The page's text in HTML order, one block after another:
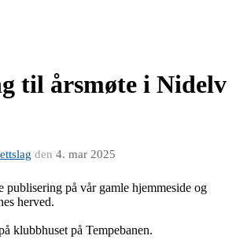
til årsmøte i Nidelv
den 4. mar 2025
publisering på vår gamle hjemmeside og
herved.
klubbhuset på Tempebanen.